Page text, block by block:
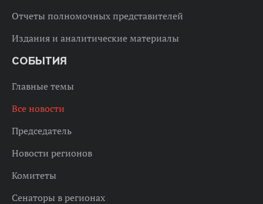
Отчеты полномочных представителей
Издания и аналитические материалы
СОБЫТИЯ
Главные темы
Все новости
Председатель
Новости регионов
Комитеты
Сенаторы в регионах